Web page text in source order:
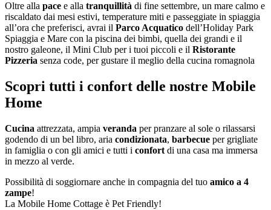
Oltre alla pace e alla tranquillità di fine settembre, un mare calmo e
riscaldato dai mesi estivi, temperature miti e passeggiate in spiaggia
all’ora che preferisci, avrai il Parco Acquatico dell’Holiday Park
Spiaggia e Mare con la piscina dei bimbi, quella dei grandi e il
nostro galeone, il Mini Club per i tuoi piccoli e il Ristorante
Pizzeria senza code, per gustare il meglio della cucina romagnola
Scopri tutti i confort delle nostre Mobile
Home
Cucina attrezzata, ampia veranda per pranzare al sole o rilassarsi
godendo di un bel libro, aria condizionata, barbecue per grigliate
in famiglia o con gli amici e tutti i confort di una casa ma immersa
in mezzo al verde.
Possibilità di soggiornare anche in compagnia del tuo amico a 4
zampe!
La Mobile Home Cottage è Pet Friendly!